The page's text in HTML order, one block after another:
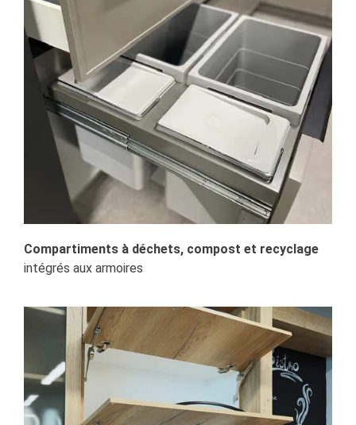
Compartiments à déchets, compost et recyclage
intégrés aux armoires